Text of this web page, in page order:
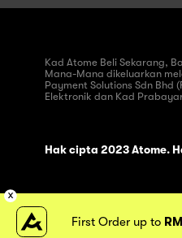
Kad Atome Beli Sekarang,
Mana-Mana dikeluarkan
Payment Solutions Sdn Bhd
Elektronik dan Kad
Hak cipta 2023 Atome.
First Order up to